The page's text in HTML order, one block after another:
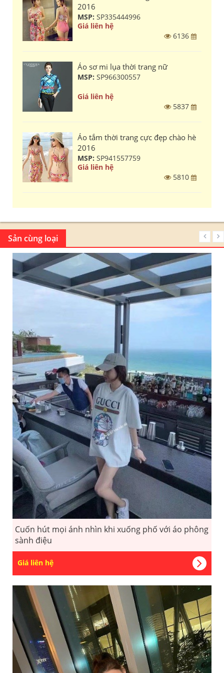
2016
MSP: SP335444996
Giá liên hệ
6136
Áo sơ mi lụa thời trang nữ
MSP: SP966300557
Giá liên hệ
5837
Áo tắm thời trang cực đẹp chào hè
2016
MSP: SP941557759
Giá liên hệ
5810
Sản cùng loại
Cuốn hút mọi ánh nhìn khi xuống phố với áo phông
sành điệu
Giá liên hệ